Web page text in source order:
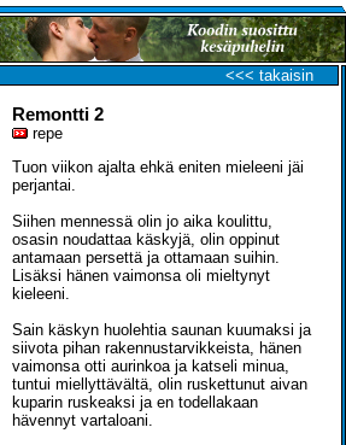
<<< takaisin
Remontti 2
repe
Tuon viikon ajalta ehkä eniten mieleeni jäi
perjantai.
Siihen mennessä olin jo aika koulittu,
osasin noudattaa käskyjä, olin oppinut
antamaan persettä ja ottamaan suihin.
Lisäksi hänen vaimonsa oli mieltynyt
kieleeni.
Sain käskyn huolehtia saunan kuumaksi ja
siivota pihan rakennustarvikkeista, hänen
vaimonsa otti aurinkoa ja katseli minua,
tuntui miellyttävältä, olin ruskettunut aivan
kuparin ruskeaksi ja en todellakaan
hävennyt vartaloani.